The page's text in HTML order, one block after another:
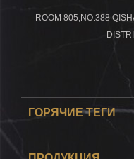
ROOM 805,NO.388
ГОРЯЧИЕ ТЕГИ